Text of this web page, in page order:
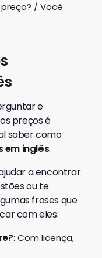
/ Você
e
preços é
saber como
em inglês.
a encontrar
ou te
frases que
com eles:
: Com licença,